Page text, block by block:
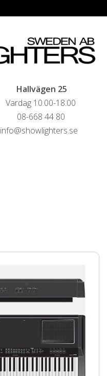
Hallvägen 25
Vardag 10.00-18.00
08-668 44 80
info@showlighters.se